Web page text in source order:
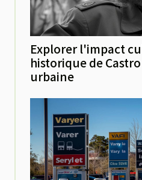
Explorer l'impact
historique de
urbaine